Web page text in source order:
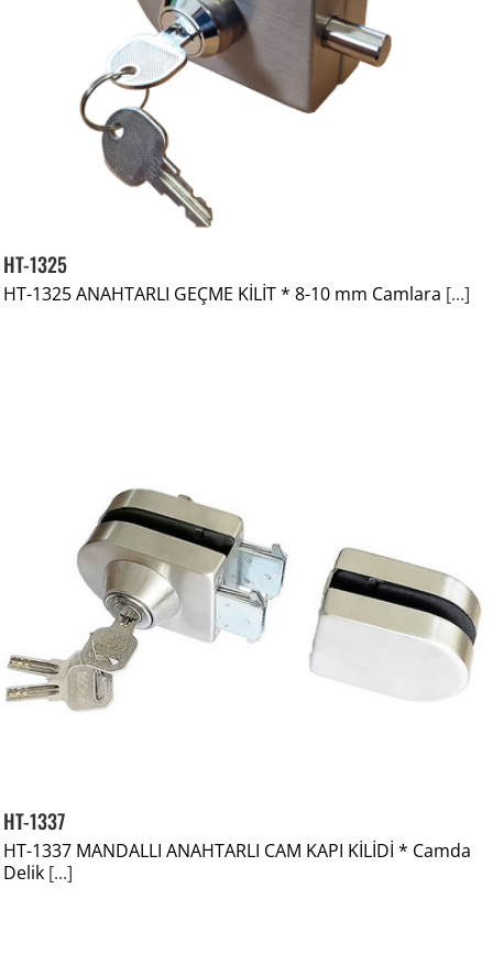
HT-1325
HT-1325 ANAHTARLI GEÇME KİLİT * 8-10 mm Camlara [...]
HT-1337
HT-1337 MANDALLI ANAHTARLI CAM KAPI KİLİDİ * Camda
Delik [...]